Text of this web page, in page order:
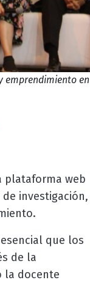
emprendimiento en
plataforma web
investigación,
que los
de la
la docente